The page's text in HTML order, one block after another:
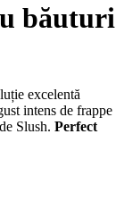
băuturi
excelentă
intens de frappe
Slush. Perfect